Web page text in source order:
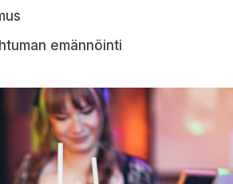
emännöinti